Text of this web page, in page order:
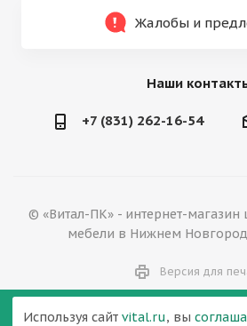
Жалобы и
Наши
+7 (831) 262-16-54
© «Витал-ПК» - интернет-
мебели в Нижнем
Версия для
Используя сайт vital.ru, вы